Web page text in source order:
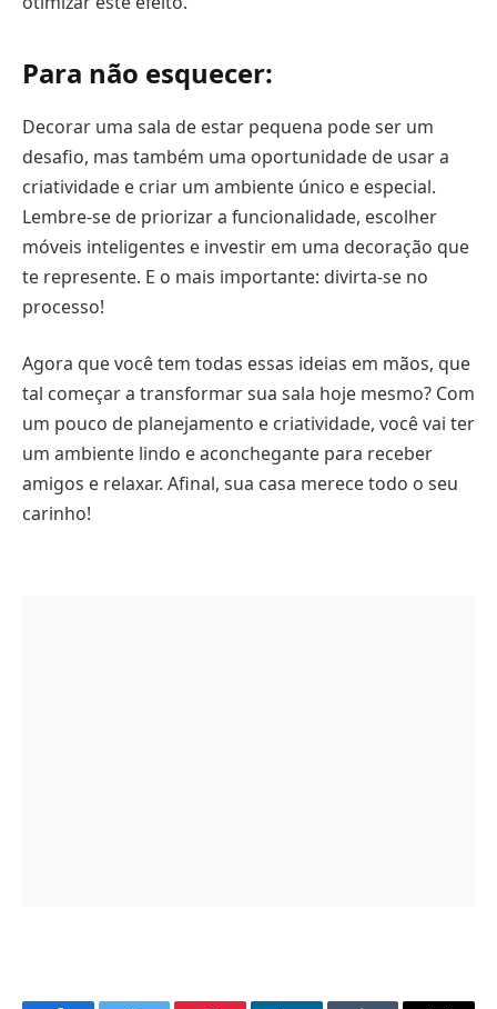
Para não esquecer:
Decorar uma sala de estar pequena pode ser um
desafio, mas também uma oportunidade de usar a
criatividade e criar um ambiente único e especial.
Lembre-se de priorizar a funcionalidade, escolher
móveis inteligentes e investir em uma decoração que
te represente. E o mais importante: divirta-se no
processo!
Agora que você tem todas essas ideias em mãos, que
tal começar a transformar sua sala hoje mesmo? Com
um pouco de planejamento e criatividade, você vai ter
um ambiente lindo e aconchegante para receber
amigos e relaxar. Afinal, sua casa merece todo o seu
carinho!